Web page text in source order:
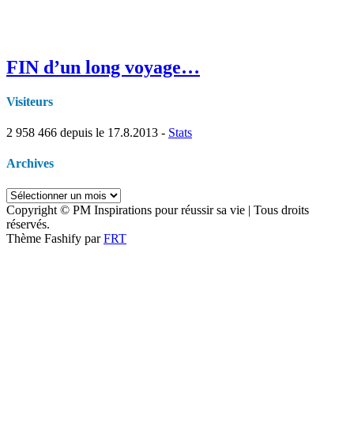
FIN d’un long voyage…
Visiteurs
2 958 466 depuis le 17.8.2013 - Stats
Archives
Archives
Copyright © PM Inspirations pour réussir sa vie | Tous droits
réservés.
Thème Fashify parFRT